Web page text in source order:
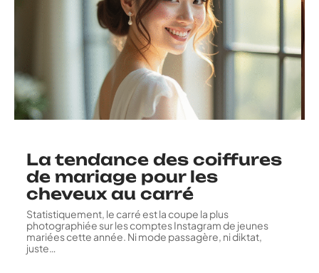
La tendance des coiffures
de mariage pour les
cheveux au carré
Statistiquement, le carré est la coupe la plus
photographiée sur les comptes Instagram de jeunes
mariées cette année. Ni mode passagère, ni diktat,
juste…